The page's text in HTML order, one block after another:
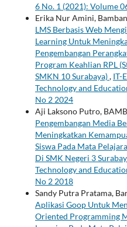
6 No. 1 (2021): Volume
Erika Nur Amini,
LMS Berbasis Web
Learning Untuk
Pengembangan
Program Keahlian RPL
SMKN 10 Surabaya), IT-
Technology and
No 2 2024
Aji Laksono Putro,
Pengembangan Media
Meningkatkan
Siswa Pada Mata
Di SMK Negeri 3
Technology and
No 2 2018
Sandy Putra Pratama,
Aplikasi Goop Untuk
Oriented Programming